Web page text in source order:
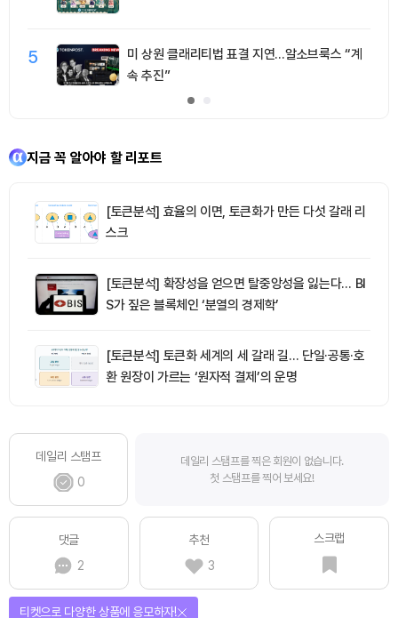
5
미 상원 클래리티법 표결 지연…알소브룩스 “계
속 추진”
지금 꼭 알아야 할 리포트
[토큰분석] 효율의 이면, 토큰화가 만든 다섯 갈래 리
스크
[토큰분석] 확장성을 얻으면 탈중앙성을 잃는다… BI
S가 짚은 블록체인 ‘분열의 경제학’
[토큰분석] 토큰화 세계의 세 갈래 길… 단일·공통·호
환 원장이 가르는 ‘원자적 결제’의 운명
데일리 스탬프
0
데일리 스탬프를 찍은 회원이 없습니다.
첫 스탬프를 찍어 보세요!
댓글
2
추천
3
스크랩
선물이 쏟아지는 에어드랍 이벤트!